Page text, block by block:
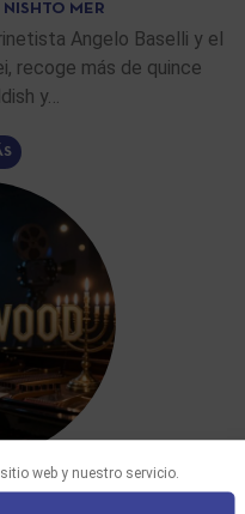
web y nuestro servicio.
NISHTO MER
Angelo Baselli y el
recoge más de quince
y…
FONDO